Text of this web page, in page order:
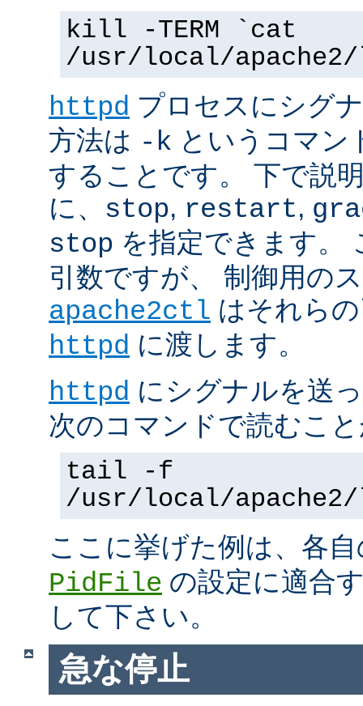
kill -TERM `cat
/usr/local/
httpd プロセスにシグ
方法は -k というコマン
することです。 下で説
に、 stop, restart,
stop を指定できます。
引数ですが、 制御用の
apache2ctl はそれら
httpd に渡します。
httpd にシグナルを送
次のコマンドで読むこ
tail -f
/usr/local/
ここに挙げた例は、各
PidFile の設定に適合
して下さい。
急な停止